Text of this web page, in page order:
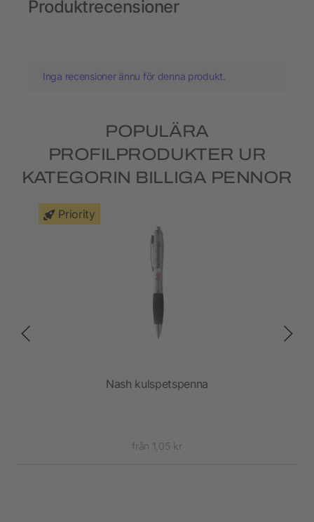
Produktrecensioner
Inga recensioner ännu för denna produkt.
POPULÄRA
PROFILPRODUKTER UR
KATEGORIN BILLIGA PENNOR
Priority
Nash kulspetspenna
från 1,05 kr